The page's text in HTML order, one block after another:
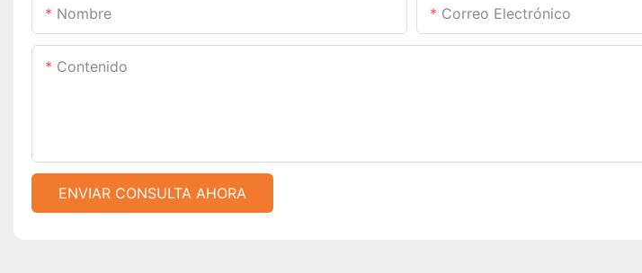
Nombre Correo Electrónico
Contenido
ENVIAR CONSULTA AHORA